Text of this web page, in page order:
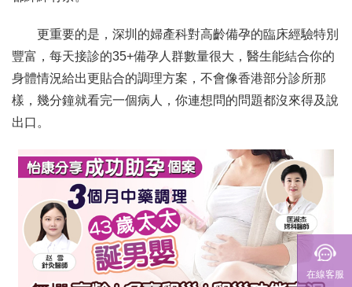
更重要的是，深圳的婦產科對高齡備孕的臨床經驗特別
豐富，每天接診的35+備孕人群數量很大，醫生能結合你的
身體情況給出更貼合的調理方案，不會像香港部分診所那
樣，幾分鐘就看完一個病人，你連想問的問題都沒來得及說
出口。
在線客服